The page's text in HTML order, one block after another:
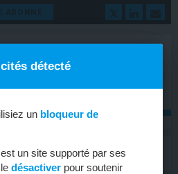
ABONNÉ
détecté
un bloqueur de
un site supporté par ses
ledésactiver pour soutenir